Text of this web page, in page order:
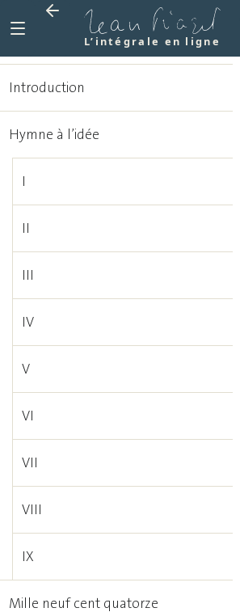
L’intégrale en ligne
Introduction
Hymne à l’idée
I
II
III
IV
V
VI
VII
VIII
IX
Mille neuf cent quatorze